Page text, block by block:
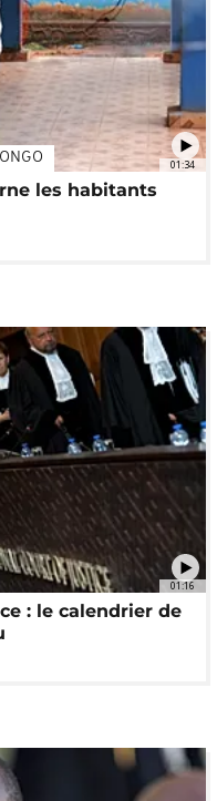
01:34
les habitants
01:16
: le calendrier de